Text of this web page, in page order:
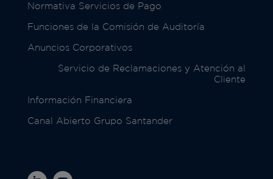
Normativa Servicios de Pago
Funciones de la Comisión de Auditoría
Anuncios Corporativos
Servicio de Reclamaciones y Atención al
Cliente
Información Financiera
Canal Abierto Grupo Santander